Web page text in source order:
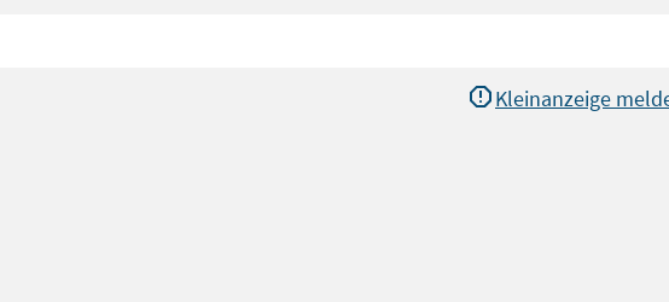
Kleinanzeige